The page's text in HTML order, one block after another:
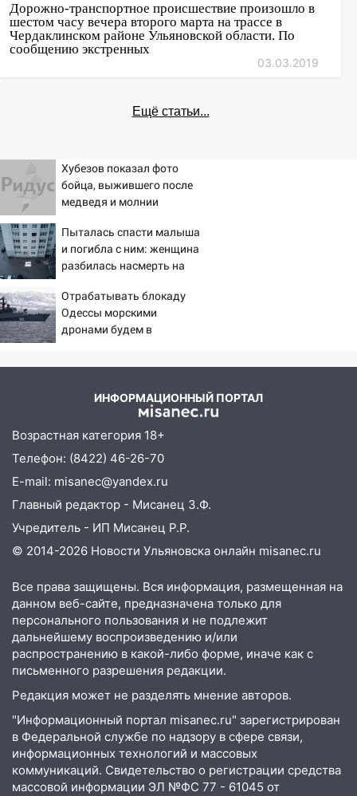
Дорожно-транспортное происшествие произошло в
шестом часу вечера второго марта на трассе в
Чердаклинском районе Ульяновской области. По
сообщению экстренных
03.03.2019
Ещё статьи...
Хубезов показал фото
бойца, выжившего после
медведя и молнии
Пыталась спасти малыша
и погибла с ним: женщина
разбилась насмерть на
– Новости
Отрабатывать блокаду
Одессы морскими
дронами будем в
ИНФОРМАЦИОННЫЙ ПОРТАЛ
Возрастная категория 18+
Телефон: (8422) 46-26-70
E-mail: misanec@yandex.ru
Главный редактор - Мисанец З.Ф.
Учредитель - ИП Мисанец Р.Р.
© 2014-2026 Новости Ульяновска онлайн misanec.ru
Все права защищены. Вся информация, размещенная на
данном веб-сайте, предназначена только для
персонального пользования и не подлежит
дальнейшему воспроизведению и/или
распространению в какой-либо форме, иначе как с
письменного разрешения редакции.
Редакция может не разделять мнение авторов.
"Информационный портал misanec.ru" зарегистрирован
в Федеральной службе по надзору в сфере связи,
информационных технологий и массовых
коммуникаций. Свидетельство о регистрации средства
массовой информации ЭЛ №ФС 77 - 61045 от